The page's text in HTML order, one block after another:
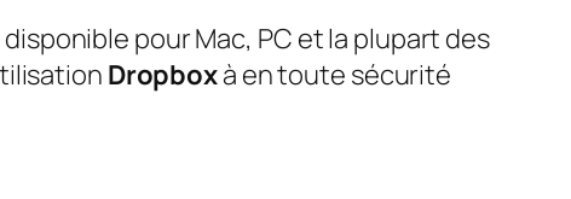
pour Mac, PC et la plupart des
Dropboxà en toute sécurité